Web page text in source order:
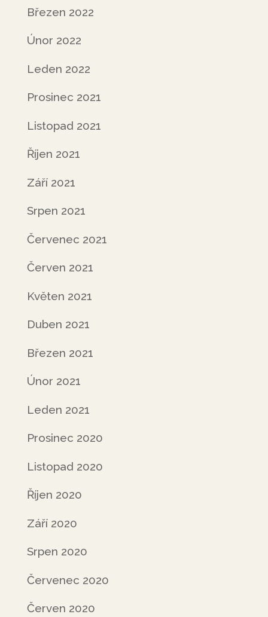
Březen 2022
Únor 2022
Leden 2022
Prosinec 2021
Listopad 2021
Říjen 2021
Září 2021
Srpen 2021
Červenec 2021
Červen 2021
Květen 2021
Duben 2021
Březen 2021
Únor 2021
Leden 2021
Prosinec 2020
Listopad 2020
Říjen 2020
Září 2020
Srpen 2020
Červenec 2020
Červen 2020